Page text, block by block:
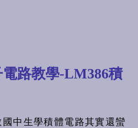
路教學-LM386積
中生學積體電路其實還蠻